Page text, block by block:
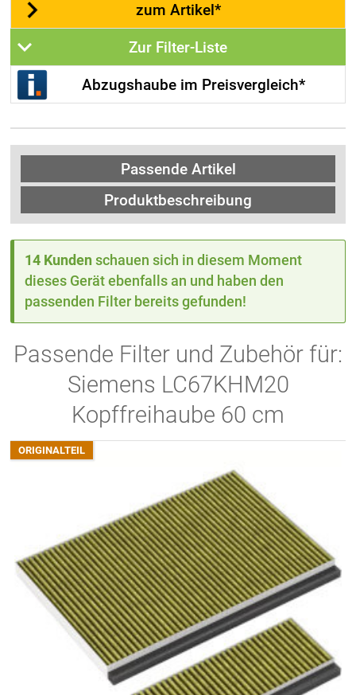
zum Artikel*
Zur Filter-Liste
Abzugshaube im Preisvergleich*
Passende Artikel
Produktbeschreibung
14 Kunden schauen sich in diesem Moment
dieses Gerät ebenfalls an und haben den
passenden Filter bereits gefunden!
Passende Filter und Zubehör für:
Siemens LC67KHM20
Kopffreihaube 60 cm